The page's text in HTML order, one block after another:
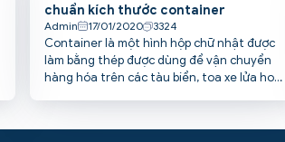
chuẩn kích thước container
Admin 17/01/2020 3324
Container là một hình hộp chữ nhật được
làm bằng thép được dùng để vận chuyển
hàng hóa trên các tàu biển, toa xe lửa hoặc
viết này, Pcspost sẽ cùng các bạn đi tìm